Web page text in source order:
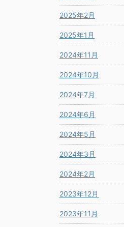
2025年2月
2025年1月
2024年11月
2024年10月
2024年7月
2024年6月
2024年5月
2024年3月
2024年2月
2023年12月
2023年11月